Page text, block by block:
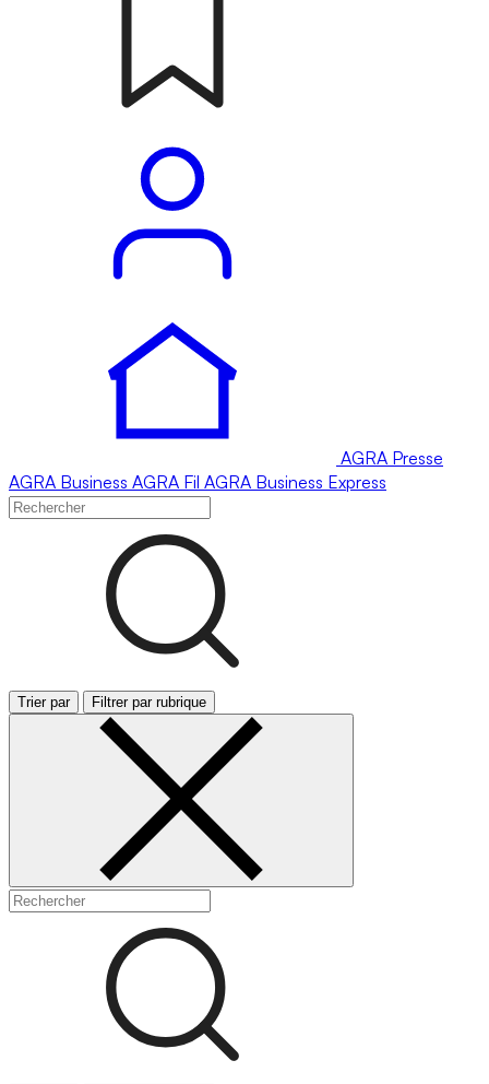
AGRA Presse
AGRA Business AGRA Fil AGRA Business Express
Trier par Filtrer par rubrique